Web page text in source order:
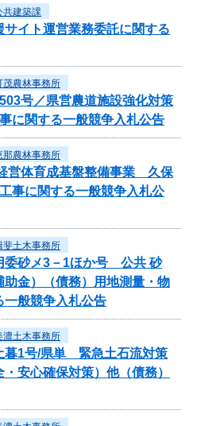
共建築課
イト運営業務委託に関する
茂農林事務所
号／県営農道施設強化対策
に関する一般競争入札公告
那農林事務所
営体育成基盤整備事業 久保
事に関する一般競争入札公
斐土木事務所
委砂メ3－1ほか号 公共 砂
助金）（債務）用地測量・物
一般競争入札公告
濃土木事務所
暮1号/県単 緊急土石流対策
安心確保対策）他（債務）